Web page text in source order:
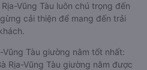
Vũng Tàu luôn chú trọng đến
cải thiện để mang đến trải
Tàu giường nằm tốt nhất:
Rịa-Vũng Tàu giường nằm được